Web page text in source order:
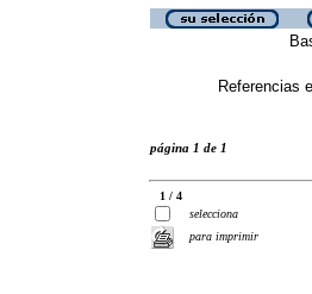
Referencias
página 1 de 1
1 / 4
selecciona
para imprimir